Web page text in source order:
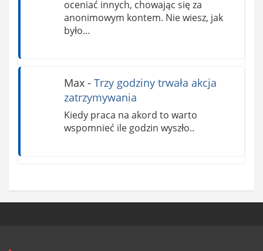
oceniać innych, chowając się za
anonimowym kontem. Nie wiesz, jak
było…
Max- Trzy godziny trwała akcja
zatrzymywania
Kiedy praca na akord to warto
wspomnieć ile godzin wyszło..